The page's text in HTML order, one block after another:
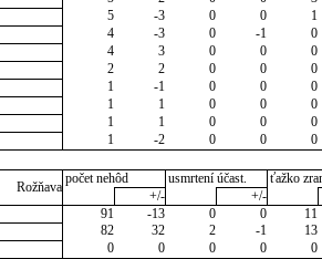
5 -3 0 0 1
4 -3 0 -1 0
4 3 0 0 0
2 2 0 0 0
1 -1 0 0 0
1 1 0 0 0
1 1 0 0 0
1 -2 0 0 0
Rožňava
počet nehôd usmrtení účast. ťažko
+/-
+/-
91 -13 0 0 11
82 32 2 -1 13
0 0 0 0 0